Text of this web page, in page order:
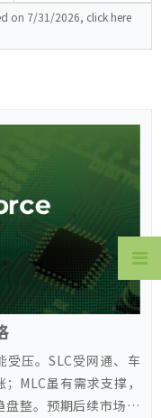
on 7/31/2026, click here
受压。SLC受网通、车
MLC虽有需求支撑，
整。预期后续市场走